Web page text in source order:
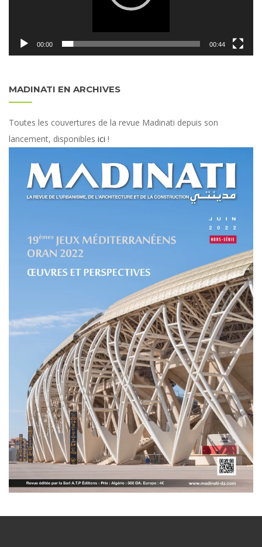
00:00 00:44
MADINATI EN ARCHIVES
Toutes les couvertures de la revue Madinati depuis son
lancement, disponibles ici !